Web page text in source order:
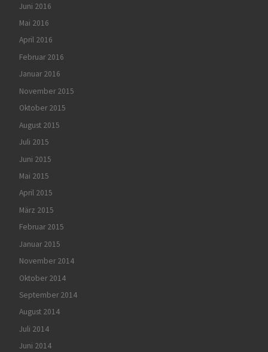
Juni 2016
Mai 2016
April 2016
Februar 2016
Januar 2016
November 2015
Oktober 2015
August 2015
Juli 2015
Juni 2015
Mai 2015
April 2015
März 2015
Februar 2015
Januar 2015
November 2014
Oktober 2014
September 2014
August 2014
Juli 2014
Juni 2014